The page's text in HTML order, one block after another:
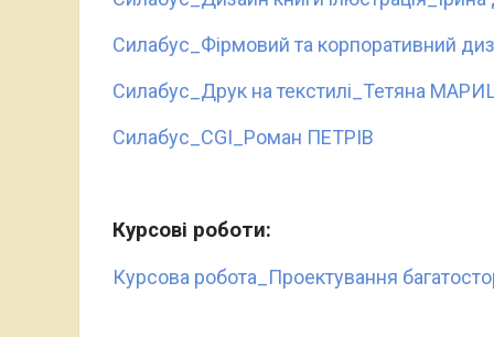
Силабус_Фірмовий та корпоративний
Силабус_Друк на текстилі_Тетяна
Силабус_CGI_Роман ПЕТРІВ
Курсові роботи:
Курсова робота_Проектування